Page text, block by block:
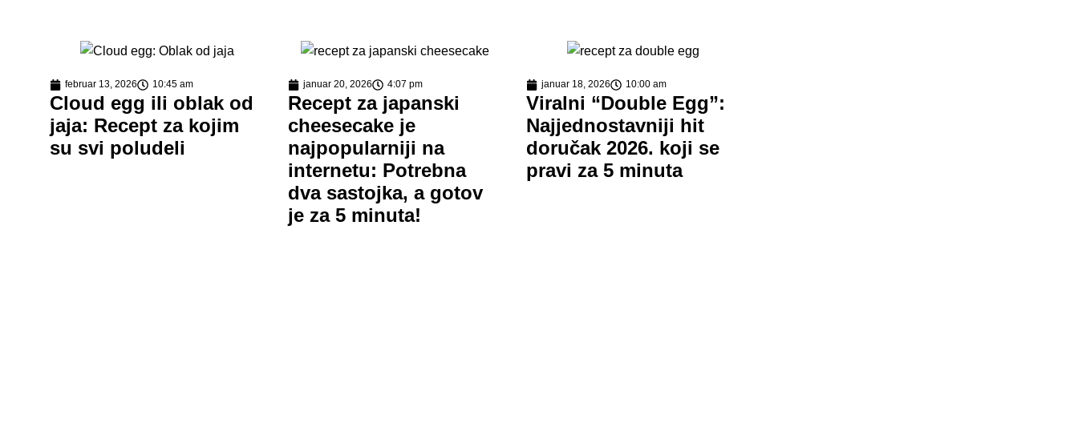
februar 13, 2026 10:45 am
Cloud egg ili oblak od
jaja: Recept za kojim
su svi poludeli
januar 20, 2026 4:07 pm
Recept za japanski
cheesecake je
najpopularniji na
internetu: Potrebna
dva sastojka, a gotov
je za 5 minuta!
januar 18, 2026 10:00 am
Viralni “Double Egg”:
Najjednostavniji hit
doručak 2026. koji se
pravi za 5 minuta